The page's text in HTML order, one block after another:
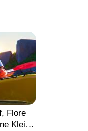
Flore
Klein,